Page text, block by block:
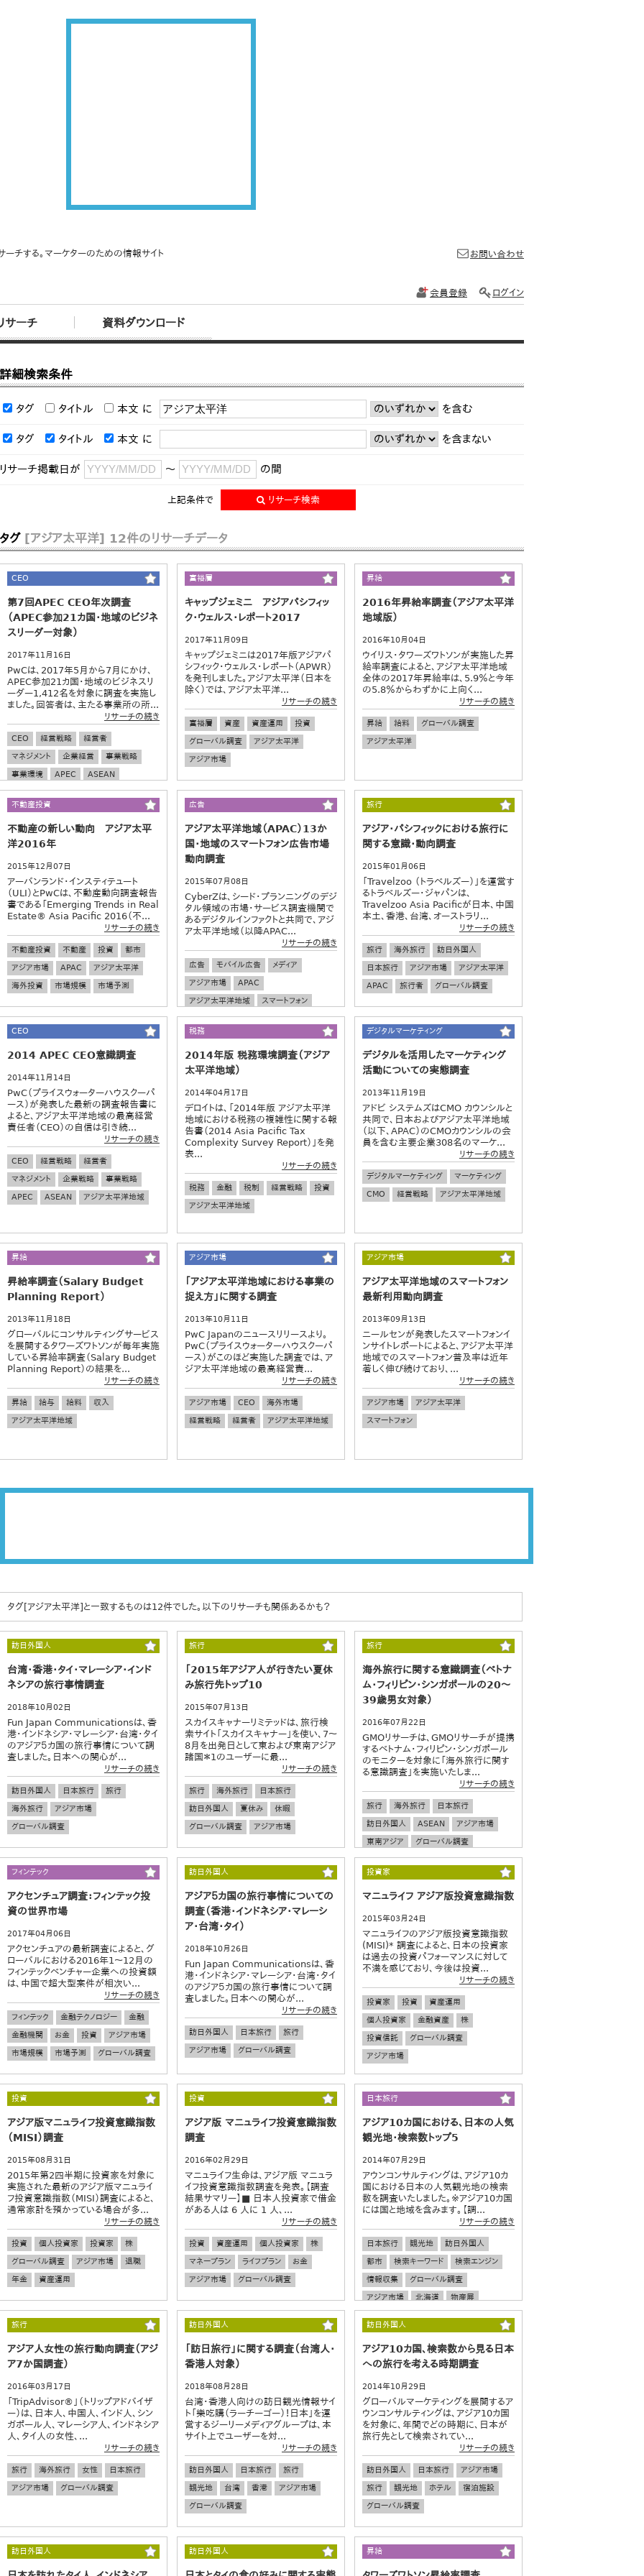
ーチする。マーケターのための情報サイト
サーチ 資料ダウンロード
お問い合わせ
会員登録 ログイン
詳細検索条件
タグ タイトル 本文 に を含む
タグ タイトル 本文 に を含まない
リサーチ掲載日が ～ の間
上記条件で リサーチ検索
タグ [アジア太平洋] 12件のリサーチデータ
CEO
第7回APEC CEO年次調査
（APEC参加21カ国・地域のビジネ
スリーダー対象）
2017年11月16日
PwCは、2017年5月から7月にかけ、
APEC参加21カ国・地域のビジネスリ
ーダー1,412名を対象に調査を実施し
ました。回答者は、主たる事業所の所...
リサーチの続き
CEO 経営戦略
経営者
マネジメント
企業経営
事業戦略
事業環境
APEC
ASEAN
アジア太平洋地域
海外投資
海外市場
グローバル調査
富裕層
キャップジェミニ アジアパシフィッ
ク・ウェルス・レポート2017
2017年11月09日
キャップジェミニは2017年版アジアパ
シフィック・ウェルス・レポート（APWR）
を発刊しました。アジア太平洋（日本を
除く）では、アジア太平洋...
リサーチの続き
富裕層 資産 資産運用
投資
グローバル調査
アジア太平洋
アジア市場
昇給
2016年昇給率調査（アジア太平洋
地域版）
2016年10月04日
ウイリス・タワーズワトソンが実施した昇
給率調査によると、アジア太平洋地域
全体の2017年昇給率は、5.9％と今年
の5.8％からわずかに上向く...
リサーチの続き
昇給 給料
グローバル調査
アジア太平洋
不動産投資
不動産の新しい動向 アジア太平
洋2016年
2015年12月07日
アーバンランド・インスティテュート
（ULI）とPwCは、不動産動向調査報告
書である「Emerging Trends in Real
Estate® Asia Pacific 2016（不...
リサーチの続き
不動産投資 不動産 投資
都市
アジア市場
APAC
アジア太平洋
海外投資
市場規模 市場予測
広告
アジア太平洋地域（APAC）13か
国・地域のスマートフォン広告市場
動向調査
2015年07月08日
CyberZは、シード・プランニングのデジ
タル領域の市場・サービス調査機関で
あるデジタルインファクトと共同で、アジ
ア太平洋地域（以降APAC...
リサーチの続き
広告 モバイル広告
メディア
アジア市場
APAC
アジア太平洋地域
スマートフォン
デジタルマーケティング
旅行
アジア・パシフィックにおける旅行に
関する意識・動向調査
2015年01月06日
「Travelzoo （トラベルズー）」を運営す
るトラベルズー・ジャパンは、
Travelzoo Asia Pacificが日本、中国
本土、香港、台湾、オーストラリ...
リサーチの続き
旅行 海外旅行
訪日外国人
日本旅行
アジア市場
アジア太平洋
APAC
旅行者 グローバル調査
CEO
2014 APEC CEO意識調査
2014年11月14日
PwC（プライスウォーターハウスクーパ
ース）が発表した最新の調査報告書に
よると、アジア太平洋地域の最高経営
責任者（CEO）の自信は引き続...
リサーチの続き
CEO 経営戦略
経営者
マネジメント
企業戦略
事業戦略
APEC
ASEAN アジア太平洋地域
税務
2014年版 税務環境調査（アジア
太平洋地域）
2014年04月17日
デロイトは、「2014年版 アジア太平洋
地域における税務の複雑性に関する報
告書（2014 Asia Pacific Tax
Complexity Survey Report）」を発
表...
リサーチの続き
税務 金融 税制 経営戦略
投資
アジア太平洋地域
デジタルマーケティング
デジタルを活用したマーケティング
活動についての実態調査
2013年11月19日
アドビ システムズはCMO カウンシルと
共同で、日本およびアジア太平洋地域
（以下、APAC）のCMOカウンシルの会
員を含む主要企業308名のマーケ...
リサーチの続き
デジタルマーケティング
マーケティング
CMO
経営戦略 アジア太平洋地域
昇給
昇給率調査（Salary Budget
Planning Report）
2013年11月18日
グローバルにコンサルティングサービス
を展開するタワーズワトソンが毎年実施
している昇給率調査（Salary Budget
Planning Report）の結果を...
リサーチの続き
昇給 給与 給料
収入
アジア太平洋地域
アジア市場
「アジア太平洋地域における事業の
捉え方」に関する調査
2013年10月11日
PwC Japanのニュースリリースより。
PwC（プライスウォーターハウスクーパ
ース）がこのほど実施した調査では、ア
ジア太平洋地域の最高経営責...
リサーチの続き
アジア市場 CEO
海外市場
経営戦略
経営者 アジア太平洋地域
アジア市場
アジア太平洋地域のスマートフォン
最新利用動向調査
2013年09月13日
ニールセンが発表したスマートフォンイ
ンサイトレポートによると、アジア太平洋
地域でのスマートフォン普及率は近年
著しく伸び続けており、...
リサーチの続き
アジア市場
アジア太平洋
スマートフォン
タグ[アジア太平洋]と一致するものは12件でした。以下のリサーチも関係あるかも？
訪日外国人
台湾・香港・タイ・マレーシア・インド
ネシアの旅行事情調査
2018年10月02日
Fun Japan Communicationsは、香
港・インドネシア・マレーシア・台湾・タイ
のアジア５カ国の旅行事情について調
査しました。日本への関心が...
リサーチの続き
訪日外国人 日本旅行
旅行
海外旅行
アジア市場
グローバル調査
旅行
「2015年アジア人が行きたい夏休
み旅行先トップ10
2015年07月13日
スカイスキャナーリミテッドは、旅行検
索サイト「スカイスキャナー」を使い、7～
8月を出発日として東および東南アジア
諸国＊1のユーザーに最...
リサーチの続き
旅行 海外旅行
日本旅行
訪日外国人
夏休み
休暇
グローバル調査
アジア市場
旅行
海外旅行に関する意識調査（ベトナ
ム・フィリピン・シンガポールの20～
39歳男女対象）
2016年07月22日
GMOリサーチは、GMOリサーチが提携
するベトナム・フィリピン・シンガポール
のモニターを対象に「海外旅行に関す
る意識調査」を実施いたしま...
リサーチの続き
旅行 海外旅行
日本旅行
訪日外国人
ASEAN
アジア市場
東南アジア
グローバル調査
フィンテック
アクセンチュア調査：フィンテック投
資の世界市場
2017年04月06日
アクセンチュアの最新調査によると、グ
ローバルにおける2016年1～12月の
フィンテックベンチャー企業への投資額
は、中国で超大型案件が相次い...
リサーチの続き
フィンテック 金融テクノロジー
金融
金融機関
お金 投資
アジア市場
市場規模
市場予測 グローバル調査
訪日外国人
アジア５カ国の旅行事情についての
調査（香港・インドネシア・マレーシ
ア・台湾・タイ）
2018年10月26日
Fun Japan Communicationsは、香
港・インドネシア・マレーシア・台湾・タイ
のアジア５カ国の旅行事情について調
査しました。日本への関心が...
リサーチの続き
訪日外国人 日本旅行
旅行
アジア市場
グローバル調査
投資家
マニュライフ アジア版投資意識指数
2015年03月24日
マニュライフのアジア版投資意識指数
(MISI)* 調査によると、日本の投資家
は過去の投資パフォーマンスに対して
不満を感じており、今後は投資...
リサーチの続き
投資家 投資
資産運用
個人投資家
金融資産
株
投資信託
グローバル調査
アジア市場
投資
アジア版マニュライフ投資意識指数
（MISI）調査
2015年08月31日
2015年第2四半期に投資家を対象に
実施された最新のアジア版マニュライ
フ投資意識指数（MISI）調査によると、
通常家計を預かっている場合が多...
リサーチの続き
投資 個人投資家 投資家
株
グローバル調査
アジア市場
退職
年金
資産運用
投資
アジア版 マニュライフ投資意識指数
調査
2016年02月29日
マニュライフ生命は、アジア版 マニュラ
イフ投資意識指数調査を発表。【調査
結果サマリー】■ 日本人投資家で借金
がある人は 6 人に 1 人、...
リサーチの続き
投資 資産運用 個人投資家
株
マネープラン
ライフプラン
お金
アジア市場
グローバル調査
日本旅行
アジア10カ国における、日本の人気
観光地・検索数トップ5
2014年07月29日
アウンコンサルティングは、アジア10カ
国における日本の人気観光地の検索
数を調査いたしました。※アジア10カ国
には国と地域を含みます。【調...
リサーチの続き
日本旅行 観光地
訪日外国人
都市
検索キーワード
検索エンジン
情報収集
グローバル調査
アジア市場
北海道 物産展
旅行
アジア人女性の旅行動向調査（アジ
ア7か国調査）
2016年03月17日
「TripAdvisor®」（トリップアドバイザ
ー）は、日本人、中国人、インド人、シン
ガポール人、マレーシア人、インドネシア
人、タイ人の女性、...
リサーチの続き
旅行 海外旅行 女性
日本旅行
アジア市場
グローバル調査
訪日外国人
「訪日旅行」に関する調査（台湾人・
香港人対象）
2018年08月28日
台湾・香港人向けの訪日観光情報サイ
ト「樂吃購（ラーチーゴー）！日本」を運
営するジーリーメディアグループは、本
サイト上でユーザーを対...
リサーチの続き
訪日外国人 日本旅行
旅行
観光地
台湾 香港
アジア市場
グローバル調査
訪日外国人
アジア10カ国、検索数から見る日本
への旅行を考える時期調査
2014年10月29日
グローバルマーケティングを展開するア
ウンコンサルティングは、アジア10カ国
を対象に、年間でどの時期に、日本が
旅行先として検索されてい...
リサーチの続き
訪日外国人 日本旅行
アジア市場
旅行
観光地 ホテル
宿泊施設
グローバル調査
訪日外国人 訪日外国人 昇給